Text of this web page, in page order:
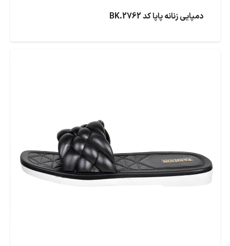
دمپایی زنانه پاپا کد BK.2762